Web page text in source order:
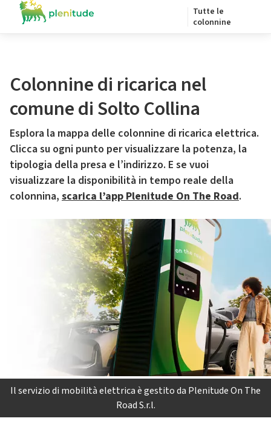
Tutte le
colonnine
Colonnine di ricarica nel
comune di Solto Collina
Esplora la mappa delle colonnine di ricarica elettrica.
Clicca su ogni punto per visualizzare la potenza, la
tipologia della presa e l’indirizzo. E se vuoi
visualizzare la disponibilità in tempo reale della
colonnina, scarica l’app Plenitude On The Road.
Il servizio di mobilità elettrica è gestito da Plenitude On The
Road S.r.l.